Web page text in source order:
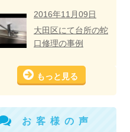
2016年11月09日
大田区にて台所の蛇
口修理の事例
もっと見る
お客様の声